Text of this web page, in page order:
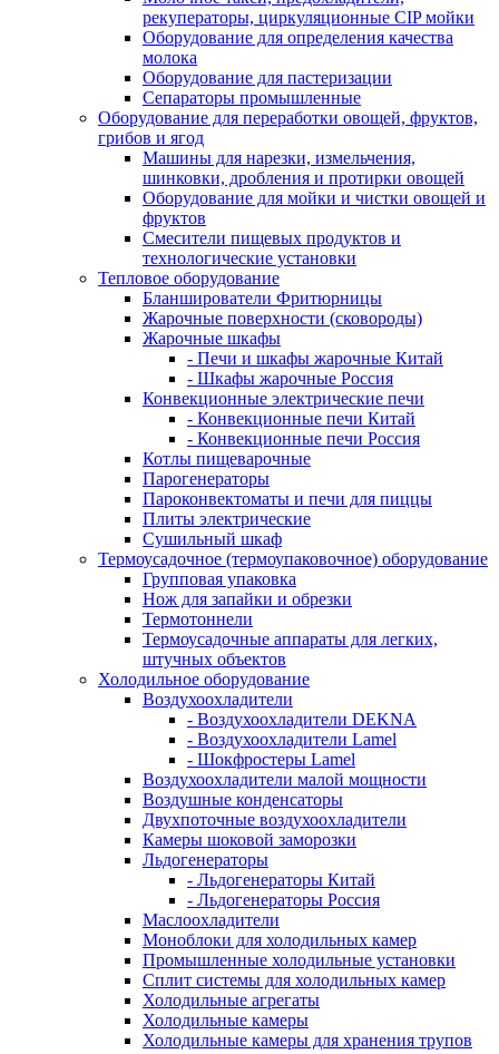
рекуператоры, циркуляционные CIP мойки
Оборудование для определения качества
молока
Оборудование для пастеризации
Сепараторы промышленные
Оборудование для переработки овощей, фруктов,
грибов и ягод
Машины для нарезки, измельчения,
шинковки, дробления и протирки овощей
Оборудование для мойки и чистки овощей и
фруктов
Смесители пищевых продуктов и
технологические установки
Тепловое оборудование
Бланширователи Фритюрницы
Жарочные поверхности (сковороды)
Жарочные шкафы
- Печи и шкафы жарочные Китай
- Шкафы жарочные Россия
Конвекционные электрические печи
- Конвекционные печи Китай
- Конвекционные печи Россия
Котлы пищеварочные
Парогенераторы
Пароконвектоматы и печи для пиццы
Плиты электрические
Сушильный шкаф
Термоусадочное (термоупаковочное) оборудование
Групповая упаковка
Нож для запайки и обрезки
Термотоннели
Термоусадочные аппараты для легких,
штучных объектов
Холодильное оборудование
Воздухоохладители
- Воздухоохладители DEKNA
- Воздухоохладители Lamel
- Шокфростеры Lamel
Воздухоохладители малой мощности
Воздушные конденсаторы
Двухпоточные воздухоохладители
Камеры шоковой заморозки
Льдогенераторы
- Льдогенераторы Китай
- Льдогенераторы Россия
Маслоохладители
Моноблоки для холодильных камер
Промышленные холодильные установки
Сплит системы для холодильных камер
Холодильные агрегаты
Холодильные камеры
Холодильные камеры для хранения трупов